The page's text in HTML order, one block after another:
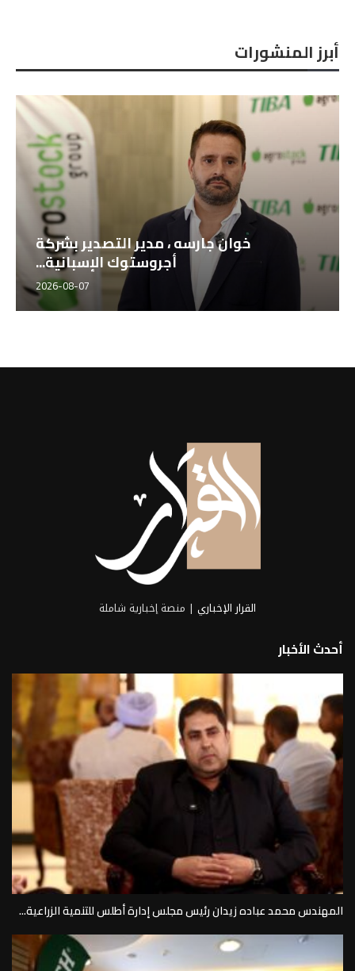
أبرز المنشورات
خوان جارسه ، مدير التصدير بشركة
أجروستوك الإسبانية...
2026-08-07
القرار الإخباري | منصة إخبارية شاملة
أحدث الأخبار
المهندس محمد عباده زيدان رئيس مجلس إدارة أطلس للتنمية الزراعية...